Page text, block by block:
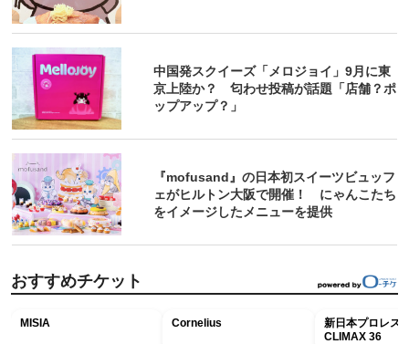
中国発スクイーズ「メロジョイ」9月に東
京上陸か？ 匂わせ投稿が話題「店舗？ポ
ップアップ？」
『mofusand』の日本初スイーツビュッフ
ェがヒルトン大阪で開催！ にゃんこたち
をイメージしたメニューを提供
おすすめチケット
MISIA Cornelius
新日本プロレス
CLIMAX 36